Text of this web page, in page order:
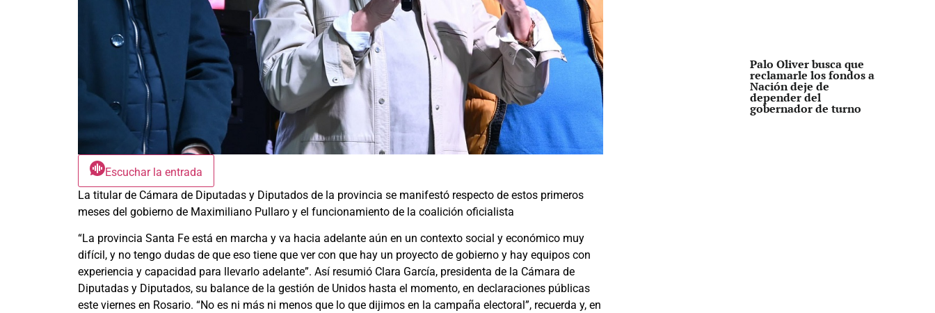
Escuchar la entrada
La titular de Cámara de Diputadas y Diputados de la provincia se manifestó respecto de estos primeros
meses del gobierno de Maximiliano Pullaro y el funcionamiento de la coalición oficialista
“La provincia Santa Fe está en marcha y va hacia adelante aún en un contexto social y económico muy
difícil, y no tengo dudas de que eso tiene que ver con que hay un proyecto de gobierno y hay equipos con
experiencia y capacidad para llevarlo adelante”. Así resumió Clara García, presidenta de la Cámara de
Diputadas y Diputados, su balance de la gestión de Unidos hasta el momento, en declaraciones públicas
este viernes en Rosario. “No es ni más ni menos que lo que dijimos en la campaña electoral”, recuerda y, en
Palo Oliver busca que
reclamarle los fondos a
Nación deje de
depender del
gobernador de turno